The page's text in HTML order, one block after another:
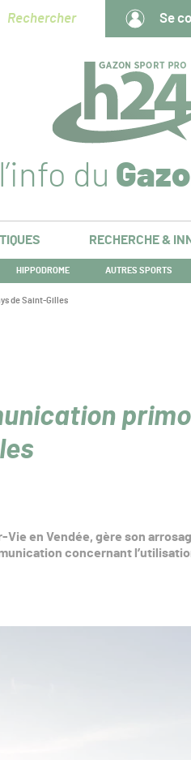
Rechercher Se
du
RECHERCHE &
HIPPODROME AUTRES SPORTS
de Saint-Gilles
Vie en Vendée, gère son
concernant